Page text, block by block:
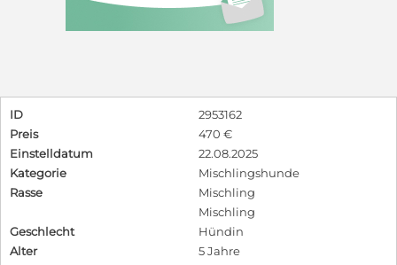
ID
2953162
Preis
470 €
Einstelldatum
22.08.2025
Kategorie
Mischlingshunde
Rasse
Mischling
Mischling
Geschlecht
Hündin
Alter
5 Jahre